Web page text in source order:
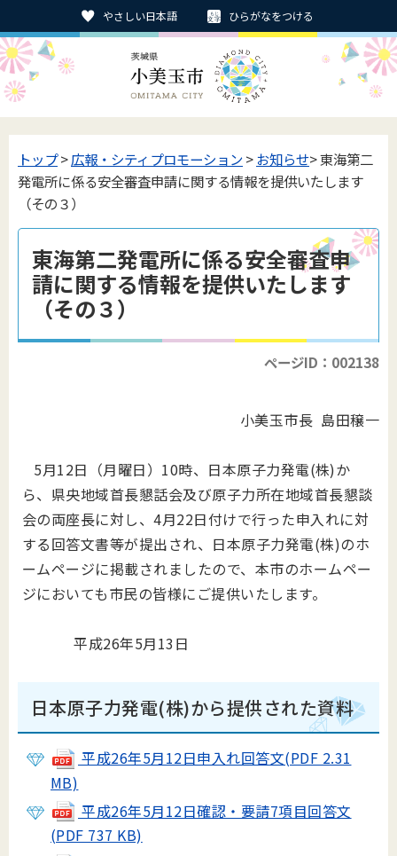
やさしい日本語 ひらがなをつける
トップ>広報・シティプロモーション>お知らせ> 東海第二
発電所に係る安全審査申請に関する情報を提供いたします
（その３）
東海第二発電所に係る安全審査申
請に関する情報を提供いたします
（その３）
ページID：002138
小美玉市長 島田穣一
5月12日（月曜日）10時、日本原子力発電(株)か
ら、県央地域首長懇話会及び原子力所在地域首長懇談
会の両座長に対し、4月22日付けで行った申入れに対
する回答文書等が提出され、日本原子力発電(株)のホ
ームページに掲載されましたので、本市のホームペー
ジにおいても市民の皆様にご提供いたします。
平成26年5月13日
日本原子力発電(株)から提供された資料
平成26年5月12日申入れ回答文(PDF 2.31
MB)
平成26年5月12日確認・要請7項目回答文
(PDF 737 KB)